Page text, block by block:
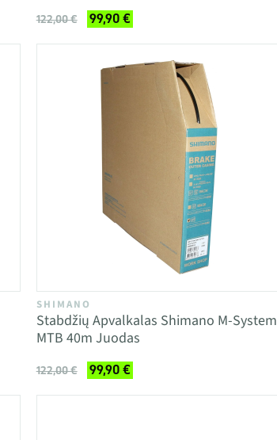
122,00 € 99,90 €
SHIMANO
Stabdžių Apvalkalas Shimano M-System
MTB 40m Juodas
122,00 € 99,90 €